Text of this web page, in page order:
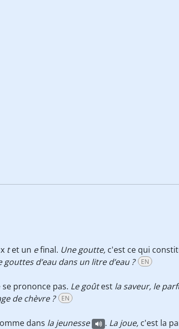
tet un efinal. Une goutte, c'est ce qui
d’eau dans un litre d’eau ? EN
prononce pas. Le goûtest la saveur, le
de chèvre ? EN
dans lajeunesse . La joue, c'est la